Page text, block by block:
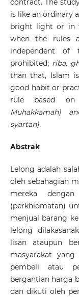
contract. The
is like an ordinary
bright light or in
when the rules
independent
prohibited; riba,
than that, Islam
good habit or
rule based
Muhakkamah)
syartan).
Abstrak
Lelong adalah
oleh sebahagian
mereka
(perkhidmatan)
menjual barang
lelong
lisan ataupun
masyarakat
pembeli atau
bergantian harga
dan dikuti oleh